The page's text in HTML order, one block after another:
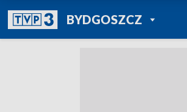
BYDGOSZCZPOWRÓT DO
TVP REGIONY